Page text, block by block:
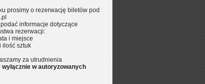
prosimy o rezerwację biletów pod
informacje dotyczące
rezerwacji:
i miejsce
ilość sztuk
za utrudnienia
w autoryzowanych